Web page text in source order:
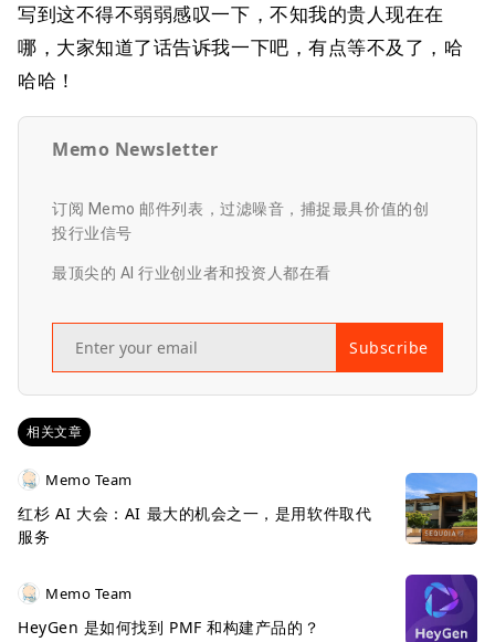
写到这不得不弱弱感叹一下，不知我的贵人现在在
哪，大家知道了话告诉我一下吧，有点等不及了，哈
哈哈！
Memo Newsletter
订阅 Memo 邮件列表，过滤噪音，捕捉最具价值的创
投行业信号
最顶尖的 AI 行业创业者和投资人都在看
Subscribe
相关文章
Memo Team
红杉 AI 大会：AI 最大的机会之一，是用软件取代
服务
Memo Team
HeyGen 是如何找到 PMF 和构建产品的？